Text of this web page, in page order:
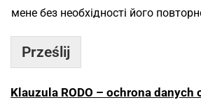
мене без необхідності його
Prześlij
Klauzula RODO – ochrona danych